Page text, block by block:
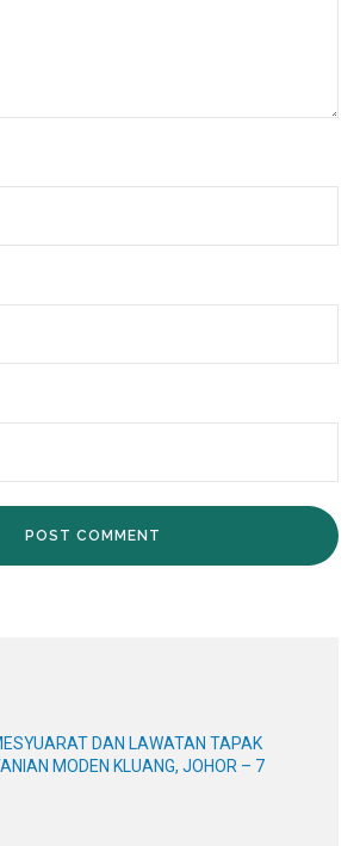
DAN LAWATAN TAPAK
MODEN KLUANG, JOHOR – 7